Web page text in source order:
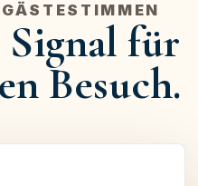
Signal für
Besuch.